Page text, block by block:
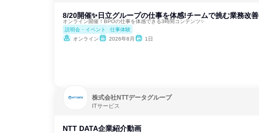
8/20開催✨日立グループの仕事を体感!チームで挑む業務改善
オンライン開催！BPOの仕事を体感できる3時間コンテンツ✨
説明会・イベント
仕事体験
オンライン
2026年8月 1日
株式会社NTTデータグループ
ITサービス
NTT DATA企業紹介動画